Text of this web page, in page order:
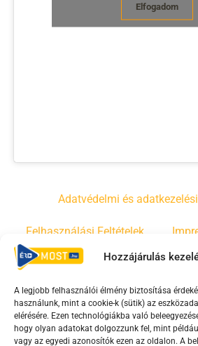
Hozzájárulás
A legjobb felhasználói élmény biztosítása
használunk, mint a cookie-k (sütik) az
elérésére. Ezen technológiákba való
hogy olyan adatokat dolgozzunk fel, mint
vagy az egyedi azonosítók ezen az oldalon. A
Elfogadom
Adatvédelmi és
Felhasználási Feltételek
Irányelvek Moderálási
F
a
Y
o
T
i